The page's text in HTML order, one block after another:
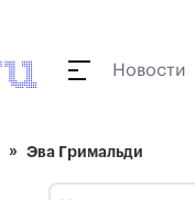
Новости
Эва Гримальди